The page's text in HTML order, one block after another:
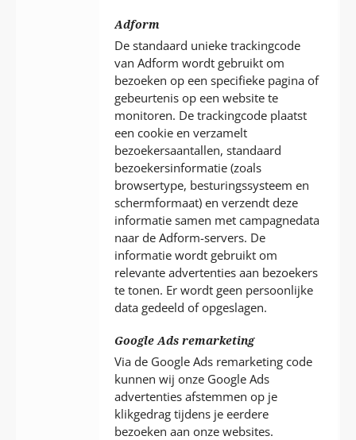
Adform
De standaard unieke trackingcode
van Adform wordt gebruikt om
bezoeken op een specifieke pagina of
gebeurtenis op een website te
monitoren. De trackingcode plaatst
een cookie en verzamelt
bezoekersaantallen, standaard
bezoekersinformatie (zoals
browsertype, besturingssysteem en
schermformaat) en verzendt deze
informatie samen met campagnedata
naar de Adform-servers. De
informatie wordt gebruikt om
relevante advertenties aan bezoekers
te tonen. Er wordt geen persoonlijke
data gedeeld of opgeslagen.
Google Ads remarketing
Via de Google Ads remarketing code
kunnen wij onze Google Ads
advertenties afstemmen op je
klikgedrag tijdens je eerdere
bezoeken aan onze websites.